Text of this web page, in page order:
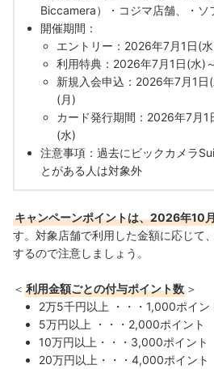
Biccamera）・コジマ店舗、・ソ
開催期間：
エントリー：2026年7月1日(
利用特典：2026年7月1日(水)
新規入会申込：2026年7月1
(月)
カード発行期間：2026年7月
(水)
注意事項：過去にビックカメラ
とがある人は対象外
キャンペーンポイントは、2026年10
す。 対象店舗で利用した金額に応じて
するので注意しましょう。
＜ 利用金額ごとの付与ポイント数 ＞
2万5千円以上 ・・・1,000ポイン
5万円以上 ・・・2,000ポイント
10万円以上・・・3,000ポイント
20万円以上・・・4,000ポイント